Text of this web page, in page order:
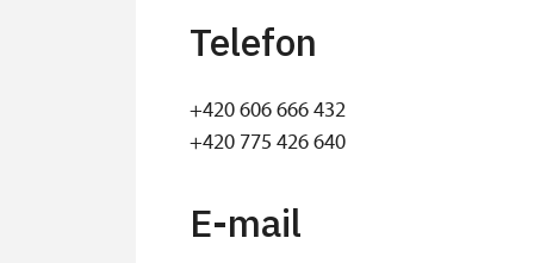
Telefon
+420 606 666 432
+420 775 426 640
E-mail